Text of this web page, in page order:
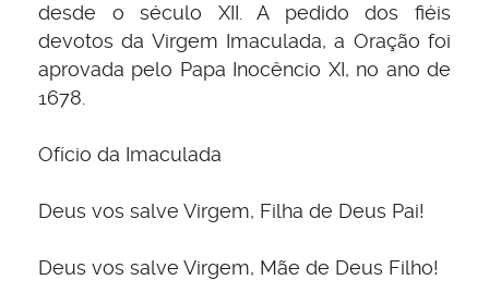
desde o século XII. A pedido dos fiéis
devotos da Virgem Imaculada, a Oração foi
aprovada pelo Papa Inocêncio XI, no ano de
1678.
Ofício da Imaculada
Deus vos salve Virgem, Filha de Deus Pai!
Deus vos salve Virgem, Mãe de Deus Filho!